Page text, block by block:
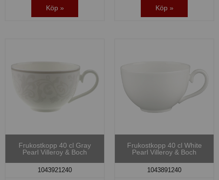
Köp » Köp »
Frukostkopp 40 cl Gray
Pearl Villeroy & Boch
1043921240
Frukostkopp 40 cl White
Pearl Villeroy & Boch
1043891240